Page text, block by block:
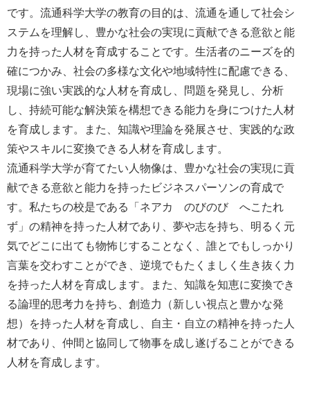
です。流通科学大学の教育の目的は、流通を通して社会シ
ステムを理解し、豊かな社会の実現に貢献できる意欲と能
力を持った人材を育成することです。生活者のニーズを的
確につかみ、社会の多様な文化や地域特性に配慮できる、
現場に強い実践的な人材を育成し、問題を発見し、分析
し、持続可能な解決策を構想できる能力を身につけた人材
を育成します。また、知識や理論を発展させ、実践的な政
策やスキルに変換できる人材を育成します。
流通科学大学が育てたい人物像は、豊かな社会の実現に貢
献できる意欲と能力を持ったビジネスパーソンの育成で
す。私たちの校是である「ネアカ のびのび へこたれ
ず」の精神を持った人材であり、夢や志を持ち、明るく元
気でどこに出ても物怖じすることなく、誰とでもしっかり
言葉を交わすことができ、逆境でもたくましく生き抜く力
を持った人材を育成します。また、知識を知恵に変換でき
る論理的思考力を持ち、創造力（新しい視点と豊かな発
想）を持った人材を育成し、自主・自立の精神を持った人
材であり、仲間と協同して物事を成し遂げることができる
人材を育成します。